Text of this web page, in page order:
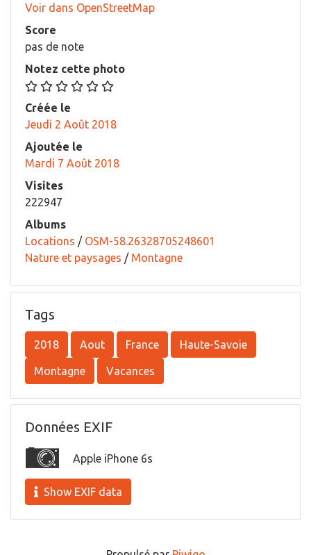
Voir dans OpenStreetMap
Score
pas de note
Notez cette photo
Créée le
Jeudi 2 Août 2018
Ajoutée le
Mardi 7 Août 2018
Visites
222947
Albums
Locations / OSM-58.26328705248601
Nature et paysages / Montagne
Tags
2018 Aout France Haute-Savoie
Montagne Vacances
Données EXIF
Apple iPhone 6s
Show EXIF data